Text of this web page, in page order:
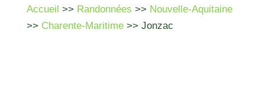
Accueil >> Randonnées >> Nouvelle-Aquitaine
>> Charente-Maritime>> Jonzac